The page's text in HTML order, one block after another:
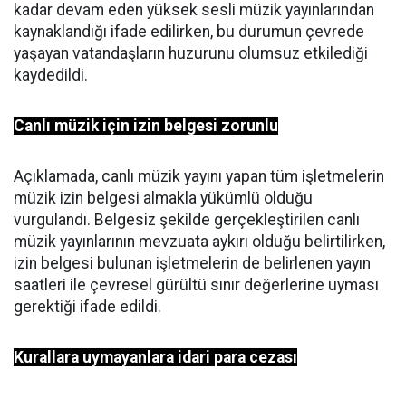
kadar devam eden yüksek sesli müzik yayınlarından
kaynaklandığı ifade edilirken, bu durumun çevrede
yaşayan vatandaşların huzurunu olumsuz etkilediği
kaydedildi.
Canlı müzik için izin belgesi zorunlu
Açıklamada, canlı müzik yayını yapan tüm işletmelerin
müzik izin belgesi almakla yükümlü olduğu
vurgulandı. Belgesiz şekilde gerçekleştirilen canlı
müzik yayınlarının mevzuata aykırı olduğu belirtilirken,
izin belgesi bulunan işletmelerin de belirlenen yayın
saatleri ile çevresel gürültü sınır değerlerine uyması
gerektiği ifade edildi.
Kurallara uymayanlara idari para cezası